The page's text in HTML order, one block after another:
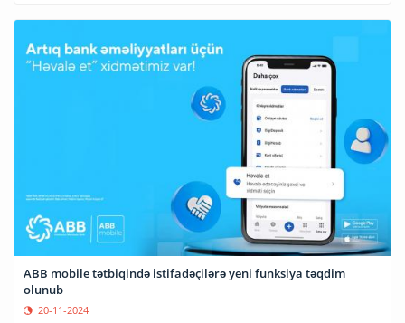
ABB mobile tətbiqində istifadəçilərə yeni funksiya təqdim
olunub
20-11-2024